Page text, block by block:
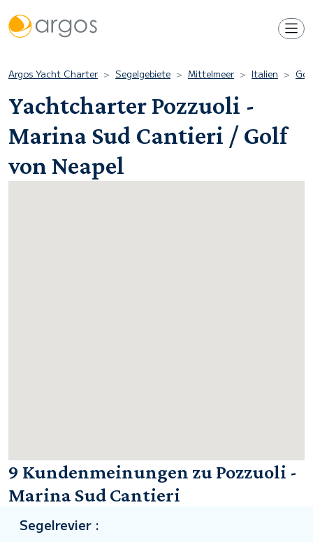
Argos Yacht Charter Segelgebiete Mittelmeer Italien
Yachtcharter Pozzuoli -
Marina Sud Cantieri / Golf
von Neapel
9 Kundenmeinungen zu Pozzuoli -
Marina Sud Cantieri
Segelrevier :